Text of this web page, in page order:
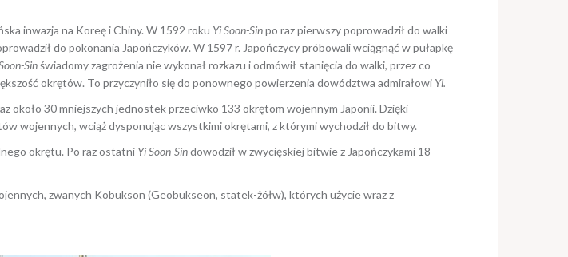
inwazja na Koreę i Chiny. W 1592 roku Yi Soon-Sinpo raz pierwszy poprowadził do walki
do pokonania Japończyków. W 1597 r. Japończycy próbowali wciągnąć w pułapkę
Sinświadomy zagrożenia nie wykonał rozkazu i odmówił stanięcia do walki, przez co
okrętów. To przyczyniło się do ponownego powierzenia dowództwa admirałowi Yi.
około 30 mniejszych jednostek przeciwko 133 okrętom wojennym Japonii. Dzięki
wojennych, wciąż dysponując wszystkimi okrętami, z którymi wychodził do bitwy.
okrętu. Po raz ostatni Yi Soon-Sindowodził w zwycięskiej bitwie z Japończykami 18
zwanych Kobukson (Geobukseon, statek-żółw), których użycie wraz z